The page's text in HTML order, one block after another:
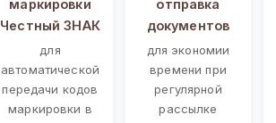
маркировки
Честный ЗНАК
для
автоматической
передачи кодов
маркировки в
отправка
документов
для экономии
времени при
регулярной
рассылке